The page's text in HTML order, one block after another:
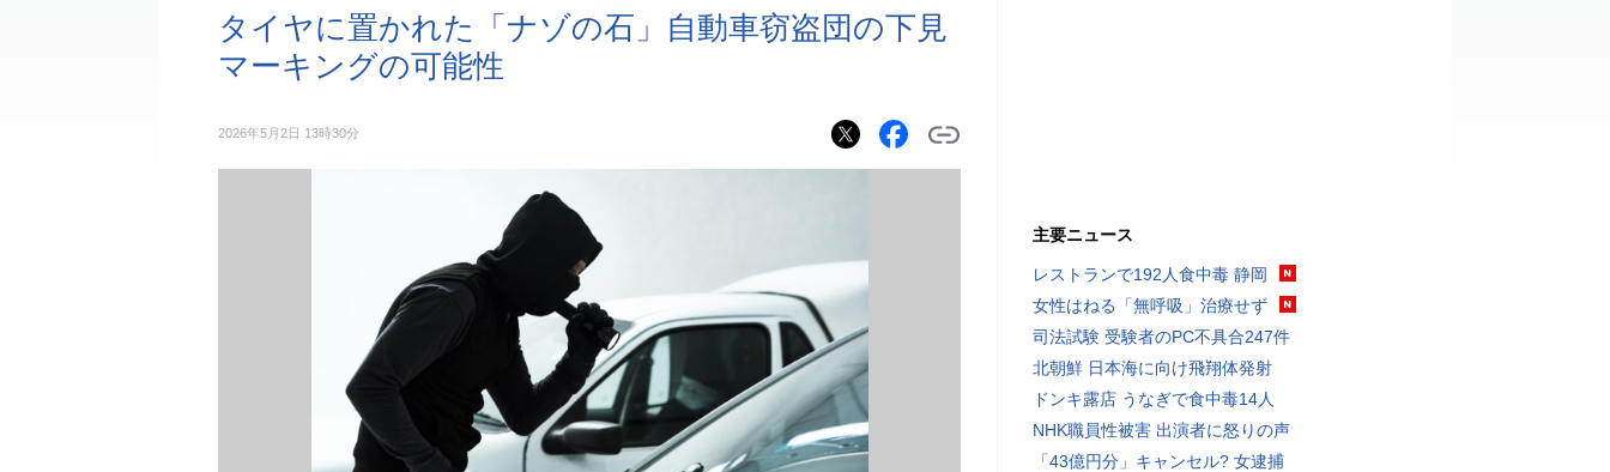
タイヤに置かれた「ナゾの石」自動車窃盗団の下見
マーキングの可能性
2026年5月2日 13時30分
主要ニュース
レストランで192人食中毒 静岡
女性はねる「無呼吸」治療せず
司法試験 受験者のPC不具合247件
北朝鮮 日本海に向け飛翔体発射
ドンキ露店 うなぎで食中毒14人
NHK職員性被害 出演者に怒りの声
「43億円分」キャンセル? 女逮捕